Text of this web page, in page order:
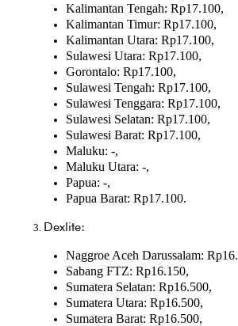
Kalimantan Tengah: Rp17.100,
Kalimantan Timur: Rp17.100,
Kalimantan Utara: Rp17.100,
Sulawesi Utara: Rp17.100,
Gorontalo: Rp17.100,
Sulawesi Tengah: Rp17.100,
Sulawesi Tenggara: Rp17.100,
Sulawesi Selatan: Rp17.100,
Sulawesi Barat: Rp17.100,
Maluku: -,
Maluku Utara: -,
Papua: -,
Papua Barat: Rp17.100.
Dexlite:
Naggroe Aceh Darussalam:
Sabang FTZ: Rp16.150,
Sumatera Selatan: Rp16.500,
Sumatera Utara: Rp16.500,
Sumatera Barat: Rp16.500,